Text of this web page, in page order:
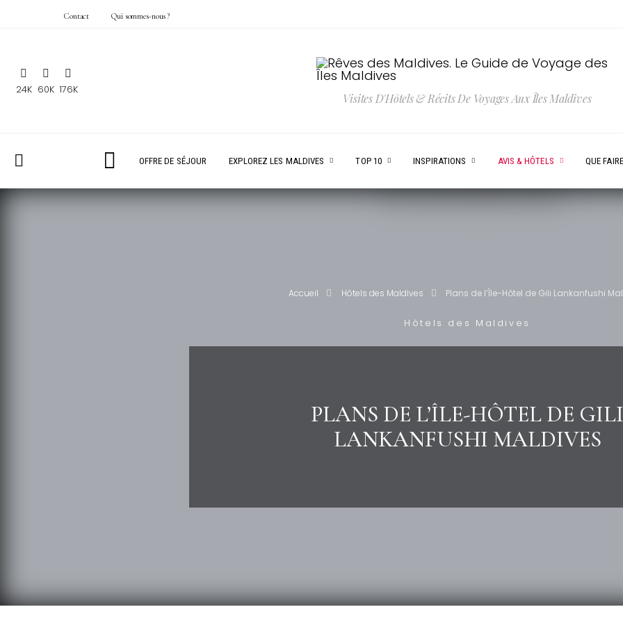
Contact Qui sommes-nous ?
24K 60K 176K
Visites D'Hôtels & Récits De Voyages Aux Îles Maldives
OFFRE DE SÉJOUR EXPLOREZ LES MALDIVES TOP 10 INSPIRATIONS AVIS & HÔTELS QUE
Accueil Hôtels des Maldives Plans de l’Île-Hôtel de Gili Lankanfushi
Hôtels des Maldives
PLANS DE L’ÎLE-HÔTEL DE GILI
LANKANFUSHI MALDIVES